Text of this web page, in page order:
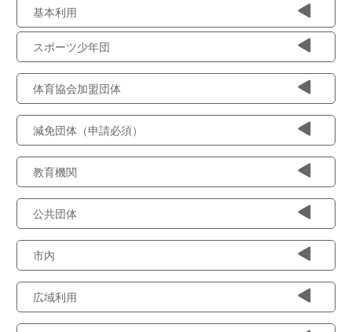
基本利用
スポーツ少年団
体育協会加盟団体
減免団体（申請必須）
教育機関
公共団体
市内
広域利用